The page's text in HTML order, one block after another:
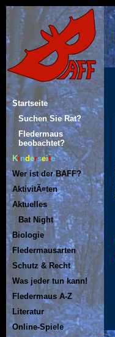
Startseite
Suchen Sie Rat?
Fledermaus
beobachtet?
Kinderseite
Wer ist der BAFF?
AktivitÃ¤ten
Aktuelles
Bat Night
Biologie
Fledermausarten
Schutz & Recht
Was jeder tun kann!
Fledermaus A-Z
Literatur
Online-Spiele